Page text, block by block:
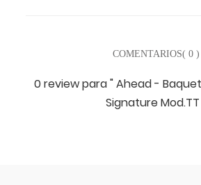
COMENTARIOS( 0 )
0 reviewpara" Ahead -
Signature